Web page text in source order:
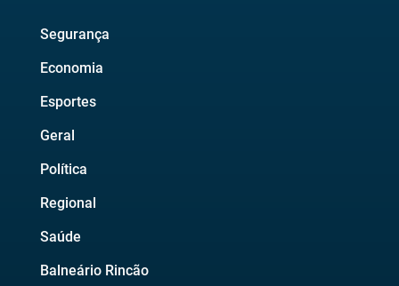
Segurança
Economia
Esportes
Geral
Política
Regional
Saúde
Balneário Rincão